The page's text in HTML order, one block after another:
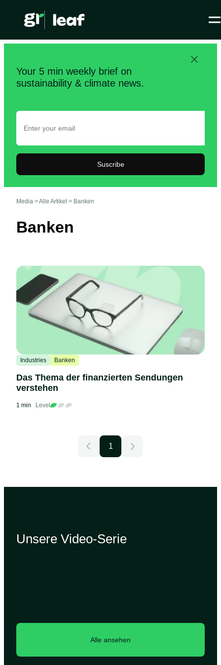
Your 5 min weekly brief on
sustainability & climate news.
Suscribe
Media >Alle Artikel > Banken
Banken
Industries Banken
Das Thema der finanzierten Sendungen
verstehen
1 min Level
1
Unsere Video-Serie
Alle ansehen